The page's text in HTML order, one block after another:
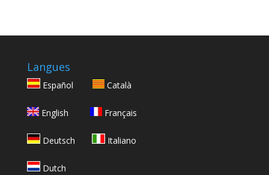
Langues
Español Català
English Français
Deutsch Italiano
Dutch